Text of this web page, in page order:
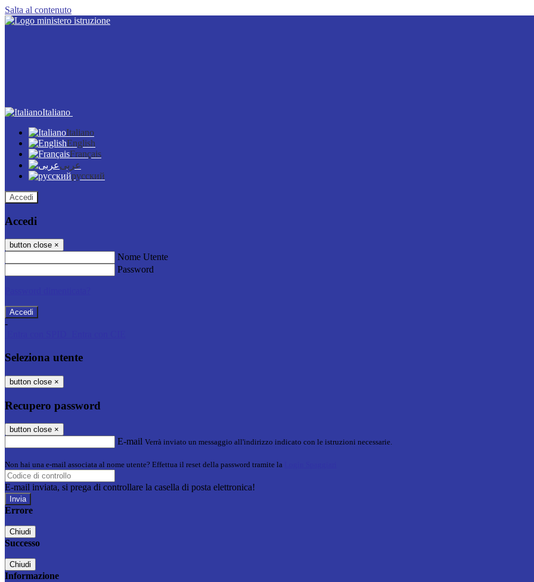
Salta al contenuto
Italiano
Italiano
English
Français
عربى
русский
Accedi
Accedi
button close ×
Nome Utente
Password
-
Seleziona utente
button close ×
Recupero password
button close ×
E-mail Verrà inviato un messaggio all'indirizzo indicato con le istruzioni necessarie.
Non hai una e-mail associata al nome utente? Effettua il reset della password tramite la
E-mail inviata, si prega di controllare la casella di posta elettronica!
Errore
Chiudi
Successo
Chiudi
Informazione